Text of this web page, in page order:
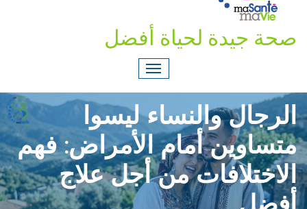
صحة جيدة لحياة أفضل
الرجال والنساء ليسوا
متساوين أمام الأمراض: فهم
الاختلافات من أجل علاج